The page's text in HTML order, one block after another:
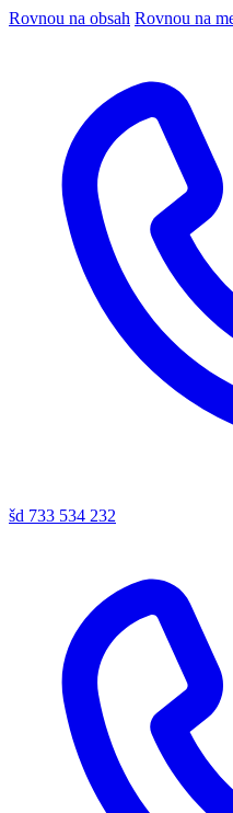
Rovnou na obsah Rovnou na
šd 733 534 232